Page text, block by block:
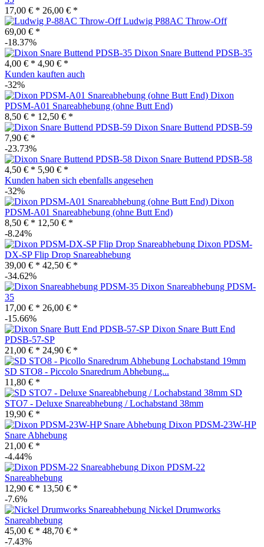
17,00 € * 26,00 € *
Ludwig P88AC Throw-Off
69,00 € *
-18.37%
Dixon Snare Buttend PDSB-35
4,00 € * 4,90 € *
Kunden kauften auch
-32%
Dixon
PDSM-A01 Snareabhebung (ohne Butt End)
8,50 € * 12,50 € *
Dixon Snare Buttend PDSB-59
7,90 € *
-23.73%
Dixon Snare Buttend PDSB-58
4,50 € * 5,90 € *
Kunden haben sich ebenfalls angesehen
-32%
Dixon
PDSM-A01 Snareabhebung (ohne Butt End)
8,50 € * 12,50 € *
-8.24%
Dixon PDSM-
DX-SP Flip Drop Snareabhebung
39,00 € * 42,50 € *
-34.62%
Dixon Snareabhebung PDSM-
35
17,00 € * 26,00 € *
-15.66%
Dixon Snare Butt End
PDSB-57-SP
21,00 € * 24,90 € *
SD STO8 - Piccolo Snaredrum Abhebung...
11,80 € *
SD
STO7 - Deluxe Snareabhebung / Lochabstand 38mm
19,90 € *
Dixon PDSM-23W-HP
Snare Abhebung
21,00 € *
-4.44%
Dixon PDSM-22
Snareabhebung
12,90 € * 13,50 € *
-7.6%
Nickel Drumworks
Snareabhebung
45,00 € * 48,70 € *
-7.43%